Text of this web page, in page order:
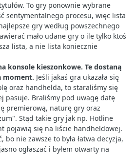
To gry ponownie wybrane
sentymentalnego procesu, więc lista
gry według powszechnego
mało udane gry o ile tylko ktoś
lista, a nie lista koniecznie
konsole kieszonkowe. Te dostaną
moment. Jeśli jakaś gra ukazała się
oraz handhelda, to staraliśmy się
pasuje. Braliśmy pod uwagę datę
premierową, naturę gry oraz
Stąd takie gry jak np. Hotline
pojawią się na liście handheldowej.
bo nie zawsze to była łatwa decyzja,
ogłaszać i byłem otwarty na